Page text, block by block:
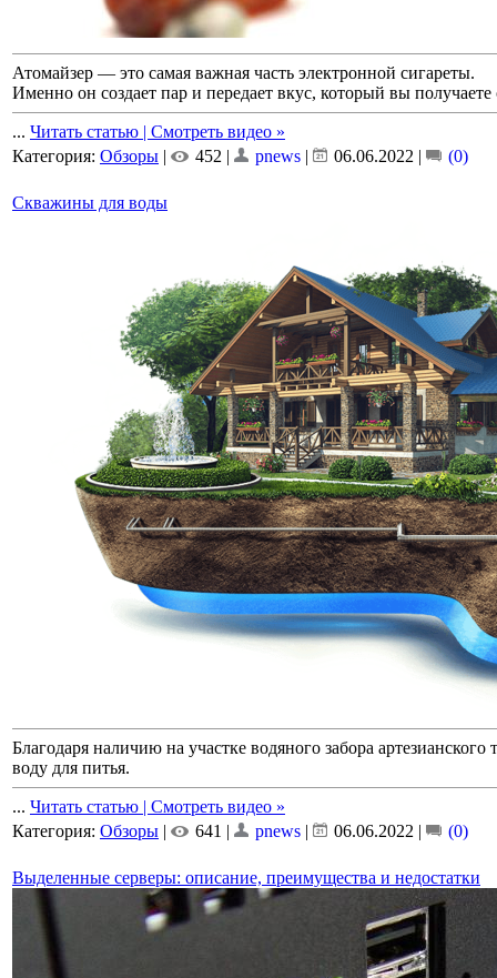
Атомайзер — это самая важная часть электронной сигареты.
Именно он создает пар и передает вкус, который вы получаете
... Читать статью | Смотреть видео »
Категория: Обзоры | 452 | pnews | 06.06.2022 | (0)
Скважины для воды
Благодаря наличию на участке водяного забора
воду для питья.
... Читать статью | Смотреть видео »
Категория: Обзоры | 641 | pnews | 06.06.2022 | (0)
Выделенные серверы: описание, преимущества и недостатки